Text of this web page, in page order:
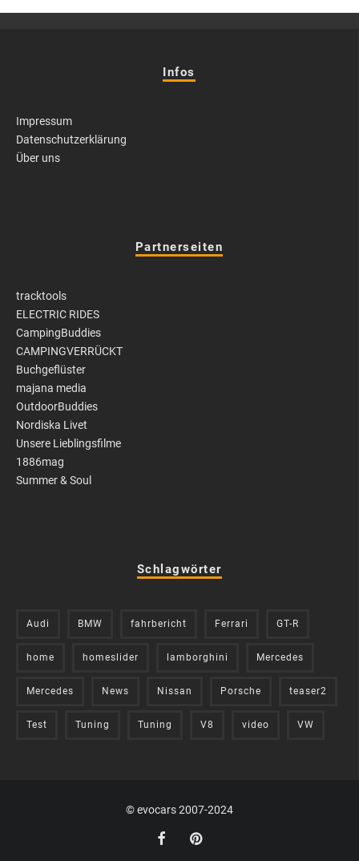
Infos
Impressum
Datenschutzerklärung
Über uns
Partnerseiten
tracktools
ELECTRIC RIDES
CampingBuddies
CAMPINGVERRÜCKT
Buchgeflüster
majana media
OutdoorBuddies
Nordiska Livet
Unsere Lieblingsfilme
1886mag
Summer & Soul
Schlagwörter
Audi BMW fahrbericht Ferrari GT-R
home homeslider lamborghini Mercedes
Mercedes News Nissan Porsche teaser2
Test Tuning Tuning V8 video VW
© evocars 2007-2024